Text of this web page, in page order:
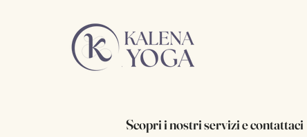
Scopri i nostri servizi e contattaci